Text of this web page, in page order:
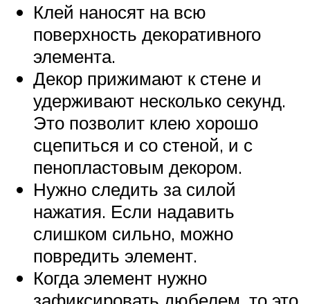
Клей наносят на всю
поверхность декоративного
элемента.
Декор прижимают к стене и
удерживают несколько секунд.
Это позволит клею хорошо
сцепиться и со стеной, и с
пенопластовым декором.
Нужно следить за силой
нажатия. Если надавить
слишком сильно, можно
повредить элемент.
Когда элемент нужно